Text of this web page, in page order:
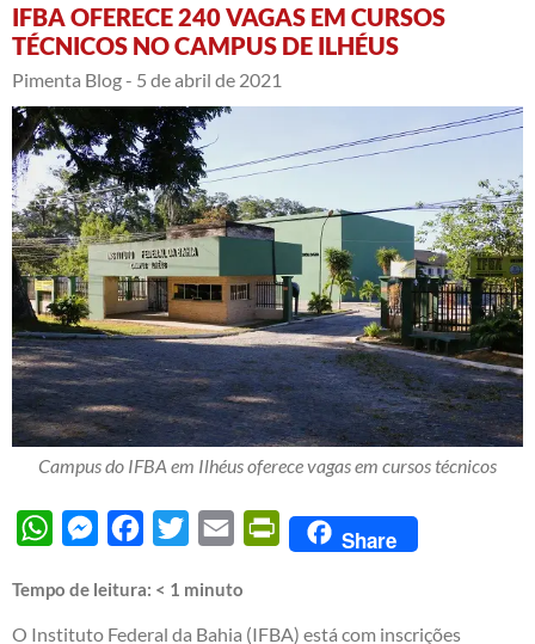
IFBA OFERECE 240 VAGAS EM CURSOS
TÉCNICOS NO CAMPUS DE ILHÉUS
Pimenta Blog - 5 de abril de 2021
Campus do IFBA em Ilhéus oferece vagas em cursos técnicos
WhatsAppMessengerFacebook
Twitter Email PrintFriendly
Share
Tempo de leitura: < 1 minuto
O Instituto Federal da Bahia (IFBA) está com inscrições